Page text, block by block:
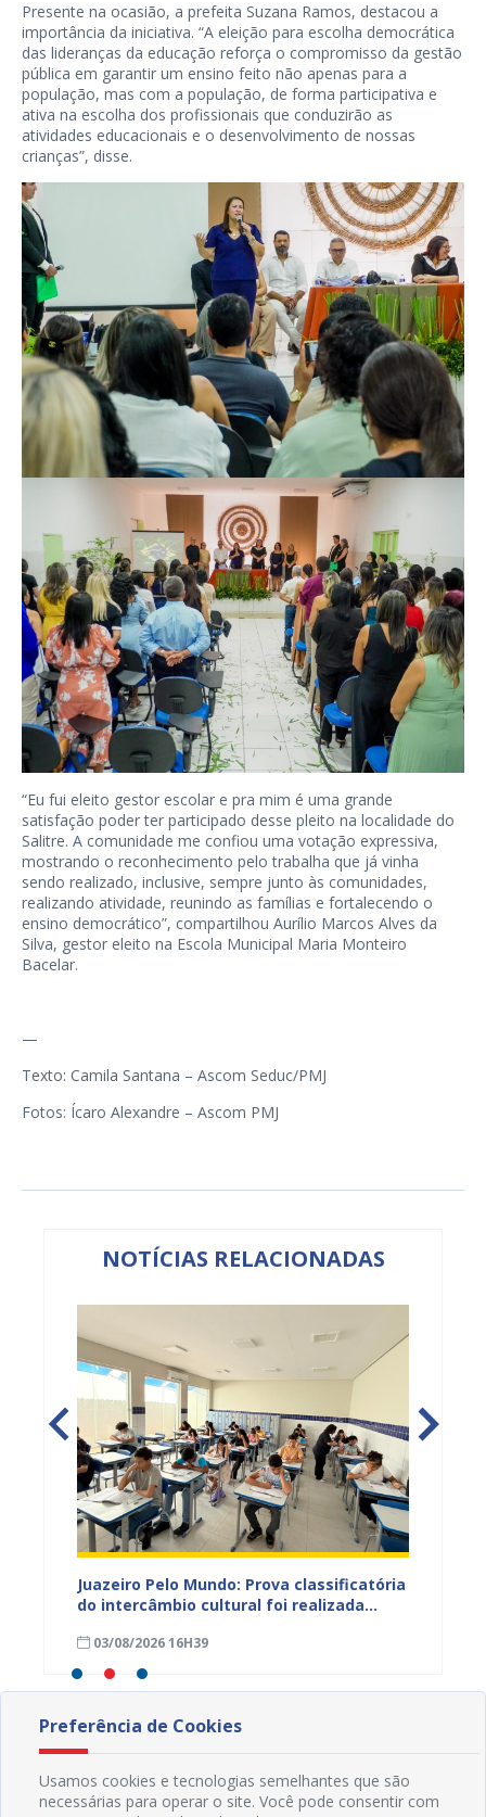
Presente na ocasião, a prefeita Suzana Ramos, destacou a
importância da iniciativa. “A eleição para escolha democrática
das lideranças da educação reforça o compromisso da gestão
pública em garantir um ensino feito não apenas para a
população, mas com a população, de forma participativa e
ativa na escolha dos profissionais que conduzirão as
atividades educacionais e o desenvolvimento de nossas
crianças”, disse.
“Eu fui eleito gestor escolar e pra mim é uma grande
satisfação poder ter participado desse pleito na localidade do
Salitre. A comunidade me confiou uma votação expressiva,
mostrando o reconhecimento pelo trabalha que já vinha
sendo realizado, inclusive, sempre junto às comunidades,
realizando atividade, reunindo as famílias e fortalecendo o
ensino democrático”, compartilhou Aurílio Marcos Alves da
Silva, gestor eleito na Escola Municipal Maria Monteiro
Bacelar.
—
Texto: Camila Santana – Ascom Seduc/PMJ
Fotos: Ícaro Alexandre – Ascom PMJ
NOTÍCIAS RELACIONADAS
Juazeiro Pelo Mundo: Prova classificatória
do intercâmbio cultural foi realizada
divulgado nesta terça (04)
03/08/2026 16H39
Preferência de Cookies
Usamos cookies e tecnologias semelhantes que são
necessárias para operar o site. Você pode consentir com